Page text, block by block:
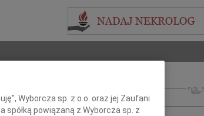
Imię i nazwisko lub numer ogłoszenia:
Wyborcza sp. z o.o. oraz jej Zaufani
spółką powiązaną z Wyborcza sp. z